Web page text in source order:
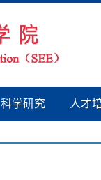
科学研究 人才